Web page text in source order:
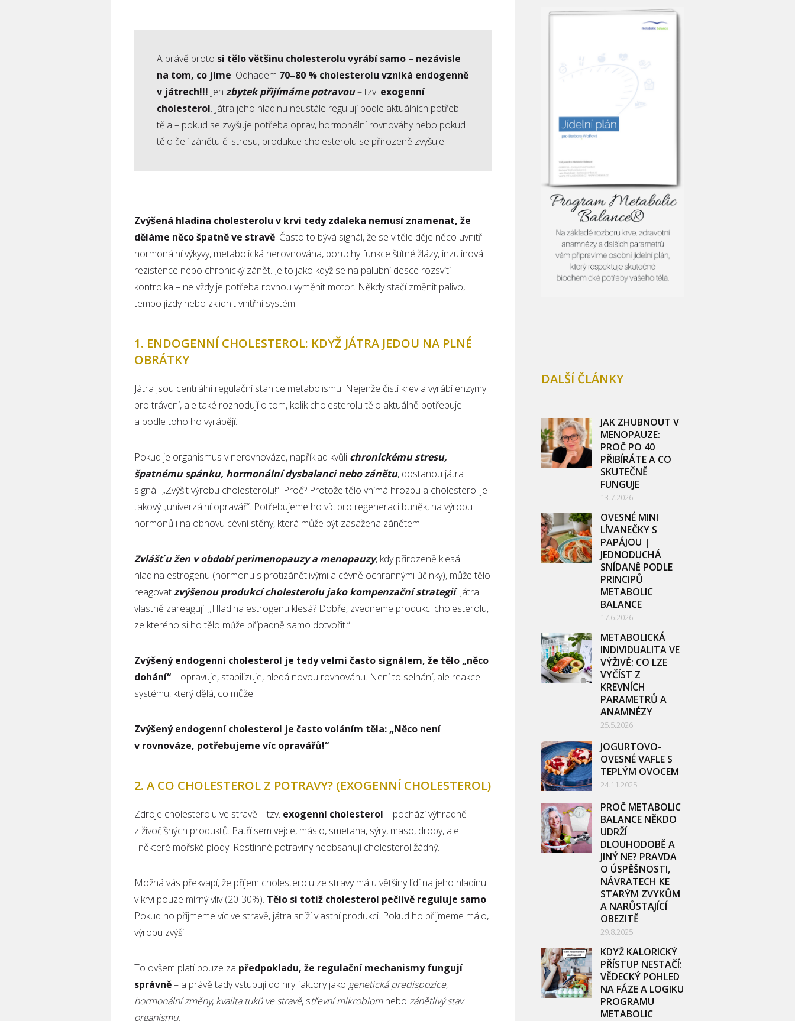
A právě proto si tělo většinu cholesterolu vyrábí samo – nezávisle
na tom, co jíme. Odhadem 70–80 % cholesterolu vzniká endogenně
v játrech!!! Jenzbytek přijímáme potravou– tzv. exogenní
cholesterol. Játra jeho hladinu neustále regulují podle aktuálních potřeb
těla – pokud se zvyšuje potřeba oprav, hormonální rovnováhy nebo pokud
tělo čelí zánětu či stresu, produkce cholesterolu se přirozeně zvyšuje.
Zvýšená hladina cholesterolu v krvi tedy zdaleka nemusí znamenat, že
děláme něco špatně ve stravě. Často to bývá signál, že se v těle děje něco uvnitř –
hormonální výkyvy, metabolická nerovnováha, poruchy funkce štítné žlázy, inzulinová
rezistence nebo chronický zánět. Je to jako když se na palubní desce rozsvítí
kontrolka – ne vždy je potřeba rovnou vyměnit motor. Někdy stačí změnit palivo,
tempo jízdy nebo zklidnit vnitřní systém.
1. ENDOGENNÍ CHOLESTEROL: KDYŽ JÁTRA JEDOU NA PLNÉ
OBRÁTKY
Játra jsou centrální regulační stanice metabolismu. Nejenže čistí krev a vyrábí enzymy
pro trávení, ale také rozhodují o tom, kolik cholesterolu tělo aktuálně potřebuje –
a podle toho ho vyrábějí.
Pokud je organismus v nerovnováze, například kvůli chronickému stresu,
špatnému spánku, hormonální dysbalanci nebo zánětu, dostanou játra
signál: „Zvýšit výrobu cholesterolu!“. Proč? Protože tělo vnímá hrozbu a cholesterol je
takový „univerzální opravář“. Potřebujeme ho víc pro regeneraci buněk, na výrobu
hormonů i na obnovu cévní stěny, která může být zasažena zánětem.
Zvlášť u žen v období perimenopauzy a menopauzy, kdy přirozeně klesá
hladina estrogenu (hormonu s protizánětlivými a cévně ochrannými účinky), může tělo
reagovatzvýšenou produkcí cholesterolu jako kompenzační strategií. Játra
vlastně zareagují: „Hladina estrogenu klesá? Dobře, zvedneme produkci cholesterolu,
ze kterého si ho tělo může případně samo dotvořit.“
Zvýšený endogenní cholesterol je tedy velmi často signálem, že tělo „něco
dohání“– opravuje, stabilizuje, hledá novou rovnováhu. Není to selhání, ale reakce
systému, který dělá, co může.
Zvýšený endogenní cholesterol je často voláním těla: „Něco není
v rovnováze, potřebujeme víc opravářů!“
2. A CO CHOLESTEROL Z POTRAVY? (EXOGENNÍ CHOLESTEROL)
Zdroje cholesterolu ve stravě – tzv. exogenní cholesterol – pochází výhradně
z živočišných produktů. Patří sem vejce, máslo, smetana, sýry, maso, droby, ale
i některé mořské plody. Rostlinné potraviny neobsahují cholesterol žádný.
Možná vás překvapí, že příjem cholesterolu ze stravy má u většiny lidí na jeho hladinu
v krvi pouze mírný vliv (20-30%). Tělo si totiž cholesterol pečlivě reguluje samo.
Pokud ho přijmeme víc ve stravě, játra sníží vlastní produkci. Pokud ho přijmeme málo,
výrobu zvýší.
To ovšem platí pouze za předpokladu, že regulační mechanismy fungují
správně– a právě tady vstupují do hry faktory jako genetická predispozice,
hormonální změny, kvalita tuků ve stravě, střevní mikrobiomnebo zánětlivý stav
organismu.
DALŠÍ ČLÁNKY
JAK ZHUBNOUT V
MENOPAUZE:
PROČ PO 40
PŘIBÍRÁTE A CO
SKUTEČNĚ
FUNGUJE
13.7.2026
OVESNÉ MINI
LÍVANEČKY S
PAPÁJOU |
JEDNODUCHÁ
SNÍDANĚ PODLE
PRINCIPŮ
METABOLIC
BALANCE
17.6.2026
METABOLICKÁ
INDIVIDUALITA VE
VÝŽIVĚ: CO LZE
VYČÍST Z
KREVNÍCH
PARAMETRŮ A
ANAMNÉZY
25.5.2026
JOGURTOVO-
OVESNÉ VAFLE S
TEPLÝM OVOCEM
24.11.2025
PROČ METABOLIC
BALANCE NĚKDO
UDRŽÍ
DLOUHODOBĚ A
JINÝ NE? PRAVDA
O ÚSPĚŠNOSTI,
NÁVRATECH KE
STARÝM ZVYKŮM
A NARŮSTAJÍCÍ
OBEZITĚ
29.8.2025
KDYŽ KALORICKÝ
PŘÍSTUP NESTAČÍ:
VĚDECKÝ POHLED
NA FÁZE A LOGIKU
PROGRAMU
METABOLIC